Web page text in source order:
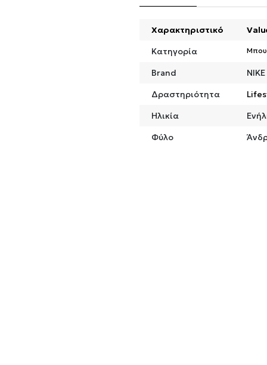
Χαρακτηριστικό
Κατηγορία
Brand
NIKE
Δραστηριότητα
Ηλικία
Φύλο